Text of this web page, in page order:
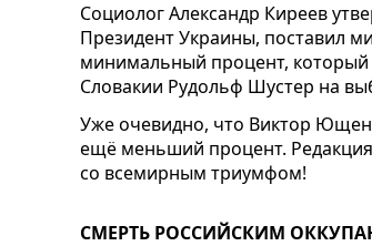
Социолог Александр Киреев
Президент Украины, поставил
минимальный процент, который
Словакии Рудольф Шустер на
Уже очевидно, что Виктор
ещё меньший процент.
со всемирным триумфом!
СМЕРТЬ РОССИЙСКИМ